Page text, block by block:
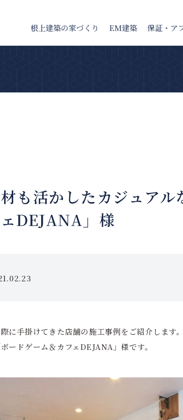
根上建築の家づくり EM建築 保証・ア
も活かしたカジュア
DEJANA」様
に手掛けてきた店舗の施工事例をご紹介しま
ードゲーム＆カフェDEJANA」様です。